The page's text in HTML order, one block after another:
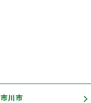
市川市